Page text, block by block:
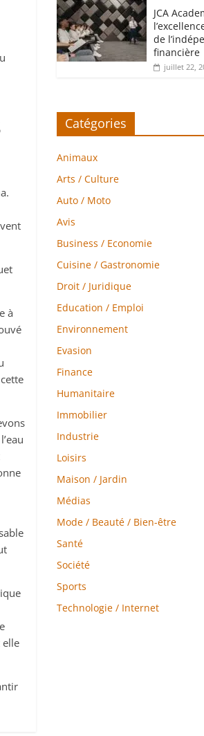
à
elle
JCA
de
financière
juillet 22,
Catégories
Animaux
Arts / Culture
Auto / Moto
Avis
Business / Economie
Cuisine / Gastronomie
Droit / Juridique
Education / Emploi
Environnement
Evasion
Finance
Humanitaire
Immobilier
Industrie
Loisirs
Maison / Jardin
Médias
Mode / Beauté / Bien-être
Santé
Société
Sports
Technologie / Internet